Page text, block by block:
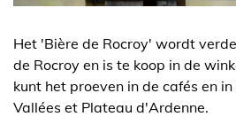
Het 'Bière de Rocroy' wordt
de Rocroy en is te koop in de
kunt het proeven in de cafés en
Vallées et Plateau d'Ardenne.